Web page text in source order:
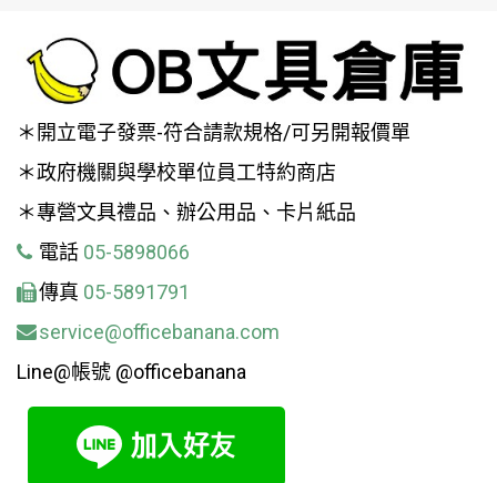
＊開立電子發票-符合請款規格/可另開報價單
＊政府機關與學校單位員工特約商店
＊專營文具禮品、辦公用品、卡片紙品
電話 05-5898066
傳真 05-5891791
service@officebanana.com
Line@帳號 @officebanana